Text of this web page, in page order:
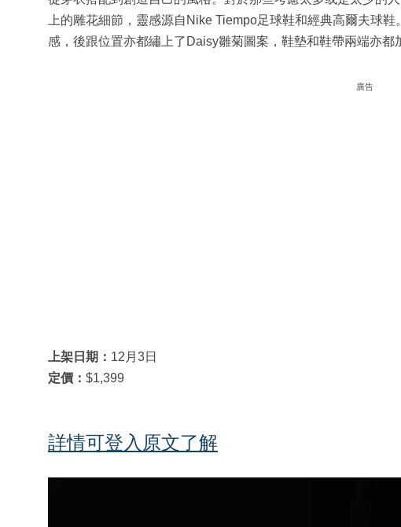
上的雕花細節，靈感源自Nike Tiempo足球鞋和經典高爾夫球
感，後跟位置亦都繡上了Daisy雛菊圖案，鞋墊和鞋帶兩端亦都
廣告
上架日期： 12月3日
定價： $1,399
詳情可登入原文了解